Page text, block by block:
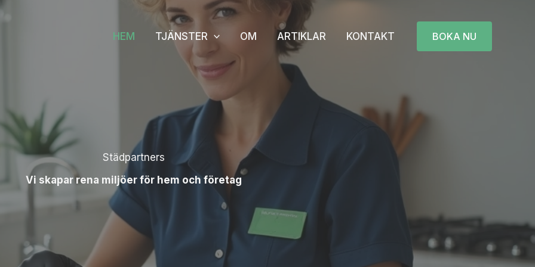
HEM TJÄNSTER OM ARTIKLAR KONTAKT BOKA NU
Städpartners
Vi skapar rena miljöer för hem och företag